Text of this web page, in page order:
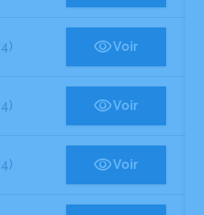
Voir
Voir
Voir